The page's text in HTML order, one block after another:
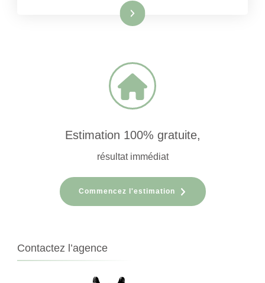
Lire la suite
Estimation 100% gratuite,
résultat immédiat
Commencez l'estimation
Contactez l’agence